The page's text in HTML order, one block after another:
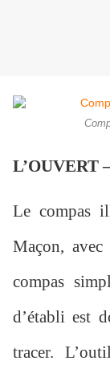
L’OUVERT
Le compas
Maçon,
compas
d’établi est
tracer.